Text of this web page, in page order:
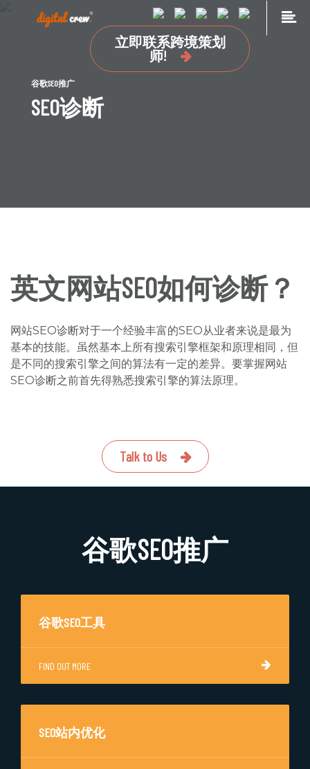
立即联系跨境策划
师!
品牌海外营销推广
国外网站设计及开发建设
点极学院
谷歌SEO推广
SEO诊断
英文网站SEO如何诊断？
网站SEO诊断对于一个经验丰富的SEO从业者来说是最为
基本的技能。虽然基本上所有搜索引擎框架和原理相同，但
是不同的搜索引擎之间的算法有一定的差异。要掌握网站
SEO诊断之前首先得熟悉搜索引擎的算法原理。
Talk to Us
谷歌SEO推广
谷歌SEO工具
FIND OUT MORE
SEO站内优化